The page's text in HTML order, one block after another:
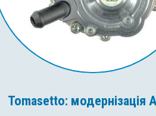
Tomasetto: модернізація